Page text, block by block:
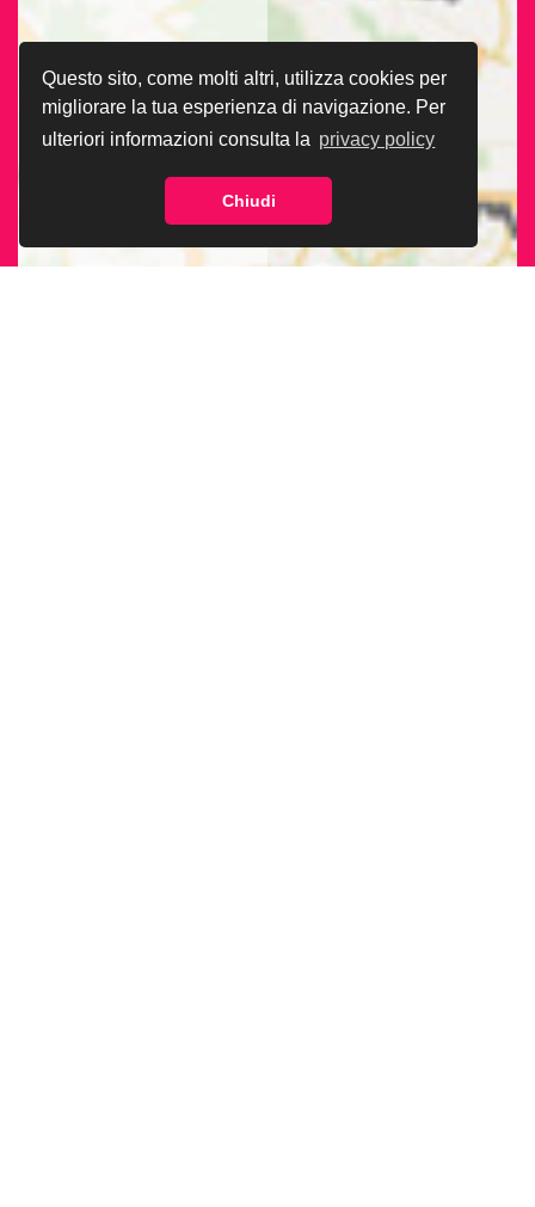
Questo sito, come molti altri, utilizza cookies per
migliorare la tua esperienza di navigazione. Per
ulteriori informazioni consulta la privacy policy
Chiudi